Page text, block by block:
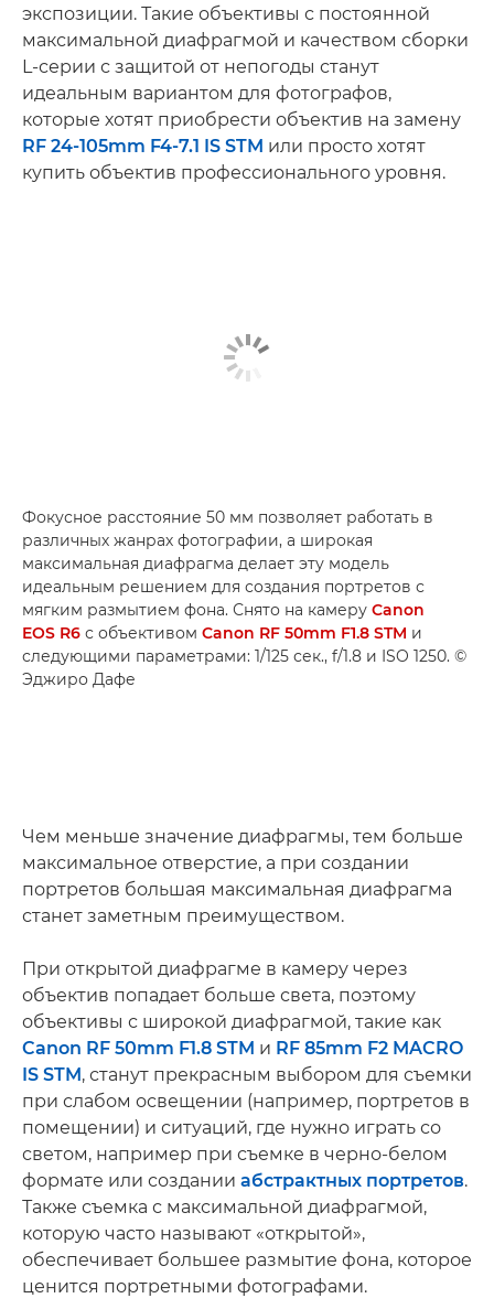
экспозиции. Такие объективы с постоянной
максимальной диафрагмой и качеством сборки
L-серии с защитой от непогоды станут
идеальным вариантом для фотографов,
которые хотят приобрести объектив на замену
RF 24-105mm F4-7.1 IS STM или просто хотят
купить объектив профессионального уровня.
Фокусное расстояние 50 мм позволяет работать в
различных жанрах фотографии, а широкая
максимальная диафрагма делает эту модель
идеальным решением для создания портретов с
мягким размытием фона. Снято на камеру Canon
EOS R6 с объективом Canon RF 50mm F1.8 STM и
следующими параметрами: 1/125 сек., f/1.8 и ISO 1250. ©
Эджиро Дафе
Чем меньше значение диафрагмы, тем больше
максимальное отверстие, а при создании
портретов большая максимальная диафрагма
станет заметным преимуществом.
При открытой диафрагме в камеру через
объектив попадает больше света, поэтому
объективы с широкой диафрагмой, такие как
Canon RF 50mm F1.8 STM и RF 85mm F2 MACRO
IS STM, станут прекрасным выбором для съемки
при слабом освещении (например, портретов в
помещении) и ситуаций, где нужно играть со
светом, например при съемке в черно-белом
формате или создании абстрактных портретов.
Также съемка с максимальной диафрагмой,
которую часто называют «открытой»,
обеспечивает большее размытие фона, которое
ценится портретными фотографами.